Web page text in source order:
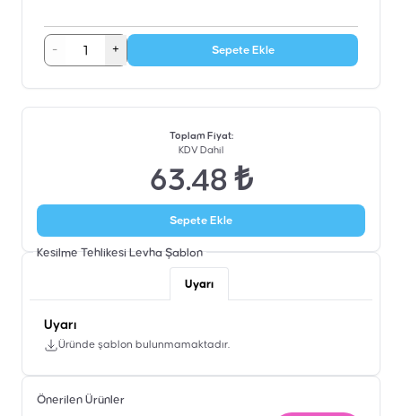
- + Sepete Ekle
Toplam Fiyat:
KDV Dahil
63.48 ₺
Sepete Ekle
Kesilme Tehlikesi Levha Şablon
Uyarı
Uyarı
Üründe şablon bulunmamaktadır.
Önerilen Ürünler